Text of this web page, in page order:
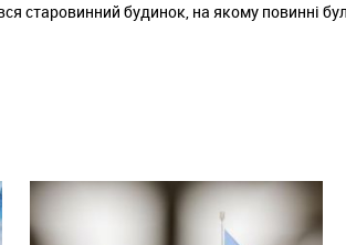
старовинний будинок, на якому повинні